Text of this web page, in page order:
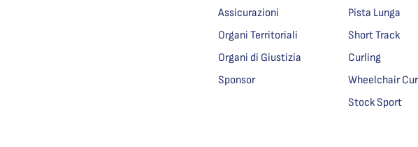
Assicurazioni
Organi Territoriali
Organi di Giustizia
Sponsor
Pista Lunga
Short Track
Curling
Wheelchair
Stock Sport